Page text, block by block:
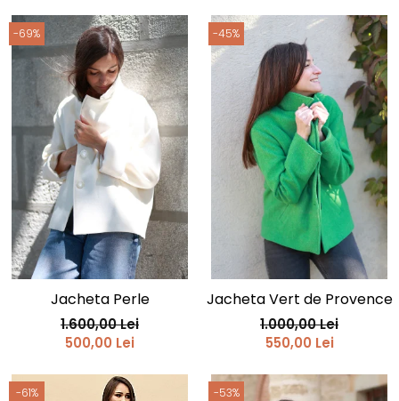
-69%
Jacheta Perle
1.600,00 Lei
500,00 Lei
-45%
Jacheta Vert de Provence
1.000,00 Lei
550,00 Lei
-61% -53%